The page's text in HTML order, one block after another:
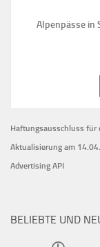
Alpenpässe in
Haftungsausschluss für
Aktualisierung am
Advertising API
BELIEBTE UND